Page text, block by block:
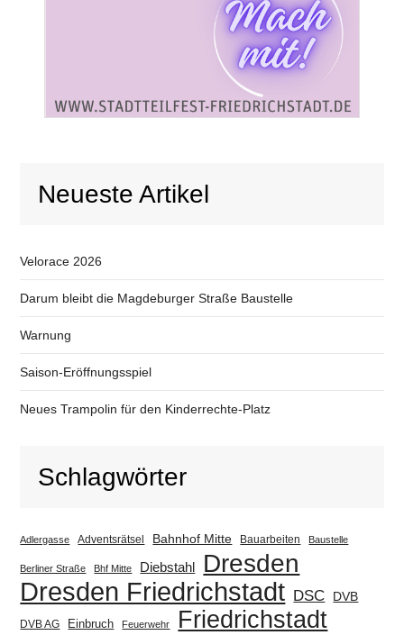
Neueste Artikel
Velorace 2026
Darum bleibt die Magdeburger Straße Baustelle
Warnung
Saison-Eröffnungsspiel
Neues Trampolin für den Kinderrechte-Platz
Schlagwörter
Adlergasse Adventsrätsel Bahnhof Mitte Bauarbeiten Baustelle
Berliner Straße Bhf Mitte Diebstahl Dresden
Dresden Friedrichstadt DSC DVB
DVB AG Einbruch Feuerwehr Friedrichstadt